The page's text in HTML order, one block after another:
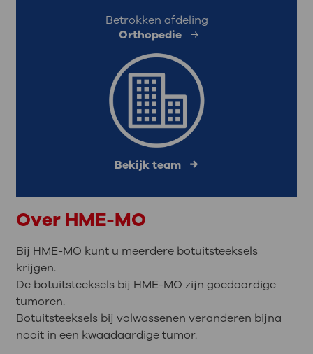
Betrokken afdeling
Orthopedie
Bekijk team
Over HME-MO
Bij HME-MO kunt u meerdere botuitsteeksels
krijgen.
De botuitsteeksels bij HME-MO zijn goedaardige
tumoren.
Botuitsteeksels bij volwassenen veranderen bijna
nooit in een kwaadaardige tumor.